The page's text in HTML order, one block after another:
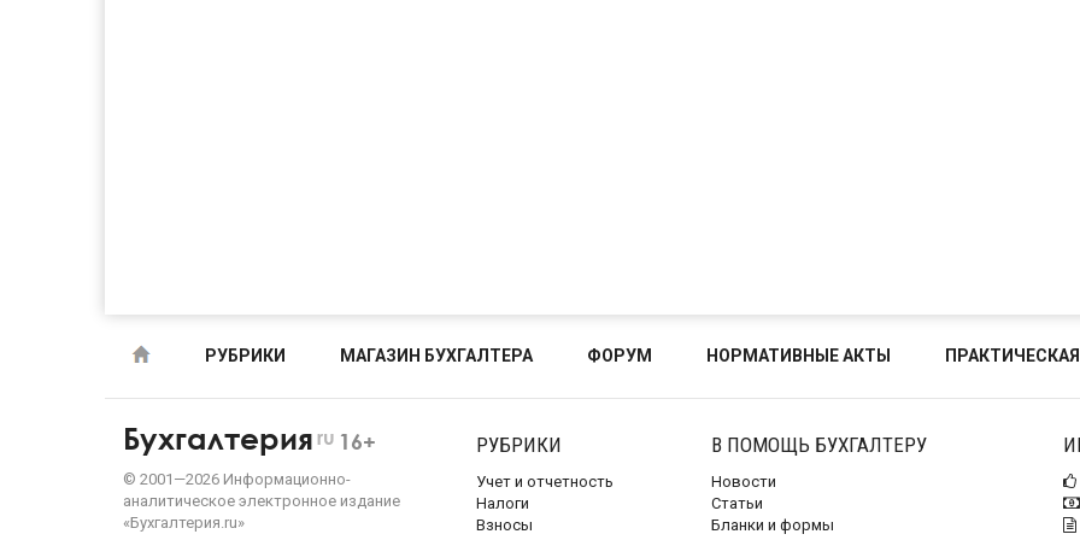
РУБРИКИ МАГАЗИН БУХГАЛТЕРА ФОРУМ НОРМАТИВНЫЕ АКТЫ
Бухгалтерия ru 16+
© 2001—2026 Информационно-
аналитическое электронное издание
«Бухгалтерия.ru»
РУБРИКИ
Учет и отчетность
Налоги
Взносы
В ПОМОЩЬ БУХГАЛТЕРУ
Новости
Статьи
Бланки и формы